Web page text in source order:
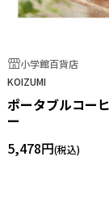
小学館百貨店
KOIZUMI
ポータブルコー
ー
5,478円